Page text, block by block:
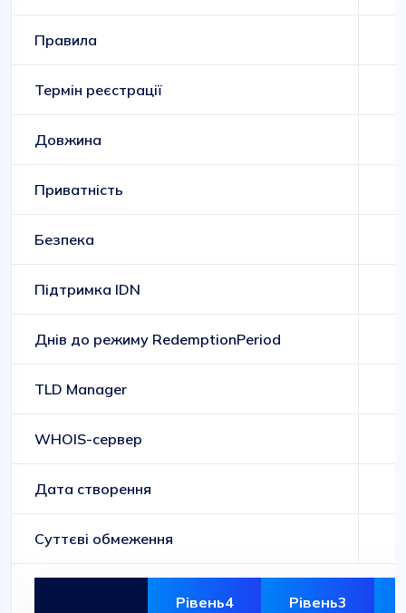
Правила
Термін реєстрації
Довжина
Приватність
Безпека
Підтримка IDN
Днів до режиму RedemptionPeriod
TLD Manager
WHOIS-сервер
Дата створення
Суттєві обмеження
Рівень4
Рівень3